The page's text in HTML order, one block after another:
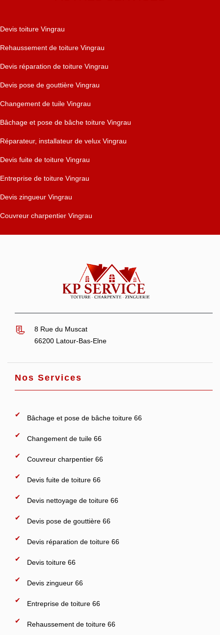
Devis toiture Vingrau
Rehaussement de toiture Vingrau
Devis réparation de toiture Vingrau
Devis pose de gouttière Vingrau
Changement de tuile Vingrau
Bâchage et pose de bâche toiture Vingrau
Réparateur, installateur de velux Vingrau
Devis fuite de toiture Vingrau
Entreprise de toiture Vingrau
Devis zingueur Vingrau
Couvreur charpentier Vingrau
8 Rue du Muscat
66200 Latour-Bas-Elne
Nos Services
Bâchage et pose de bâche toiture 66
Changement de tuile 66
Couvreur charpentier 66
Devis fuite de toiture 66
Devis nettoyage de toiture 66
Devis pose de gouttière 66
Devis réparation de toiture 66
Devis toiture 66
Devis zingueur 66
Entreprise de toiture 66
Rehaussement de toiture 66